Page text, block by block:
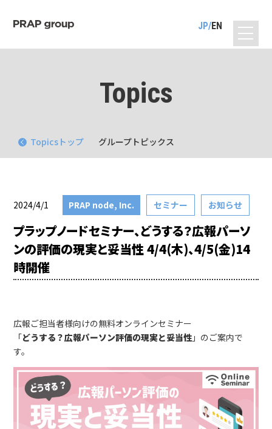
JP EN
Topics
グループトピックス
Topicsトップ
2024/4/1 PRAP node, Inc. セミナー お知らせ
プラップノードセミナー、どうする？広報パーソ
ンの評価の現実と妥当性 4/4(木)、4/5(金)14
時開催
広報ご担当者様向けの無料オンラインセミナー
「どうする？広報パーソン評価の現実と妥当性」のご案内で
す。